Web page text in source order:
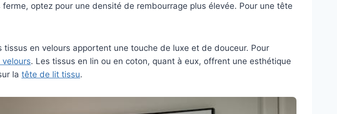
optez pour une densité de rembourrage plus élevée. Pour une tête
en velours apportent une touche de luxe et de douceur. Pour
. Les tissus en lin ou en coton, quant à eux, offrent une esthétique
la tête de lit tissu.